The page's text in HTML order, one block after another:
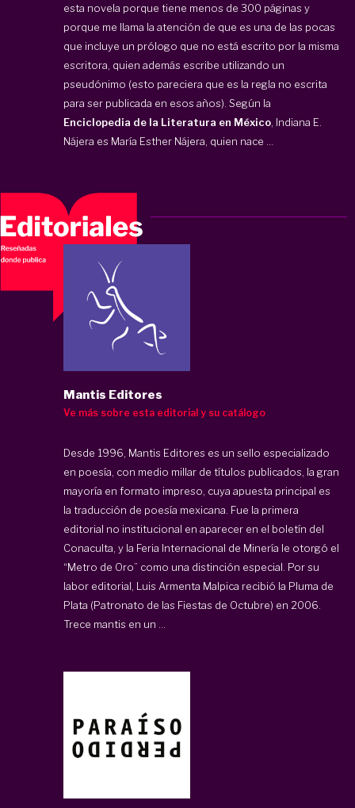
esta novela porque tiene menos de 300 páginas y
porque me llama la atención de que es una de las pocas
que incluye un prólogo que no está escrito por la misma
escritora, quien además escribe utilizando un
pseudónimo (esto pareciera que es la regla no escrita
para ser publicada en esos años). Según la
Enciclopedia de la Literatura en México , Indiana E.
Nájera es María Esther Nájera, quien nace ...
Mantis Editores
Ve más sobre esta editorial y su catálogo
Desde 1996, Mantis Editores es un sello especializado
en poesía, con medio millar de títulos publicados, la gran
mayoría en formato impreso, cuya apuesta principal es
la traducción de poesía mexicana. Fue la primera
editorial no institucional en aparecer en el boletín del
Conaculta, y la Feria Internacional de Minería le otorgó el
“Metro de Oro” como una distinción especial. Por su
labor editorial, Luis Armenta Malpica recibió la Pluma de
Plata (Patronato de las Fiestas de Octubre) en 2006.
Trece mantis en un ...